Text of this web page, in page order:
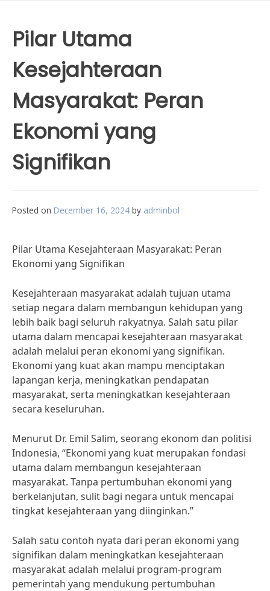
Pilar Utama
Kesejahteraan
Masyarakat: Peran
Ekonomi yang
Signifikan
Posted on December 16, 2024 by adminbol
Pilar Utama Kesejahteraan Masyarakat: Peran
Ekonomi yang Signifikan
Kesejahteraan masyarakat adalah tujuan utama
setiap negara dalam membangun kehidupan yang
lebih baik bagi seluruh rakyatnya. Salah satu pilar
utama dalam mencapai kesejahteraan masyarakat
adalah melalui peran ekonomi yang signifikan.
Ekonomi yang kuat akan mampu menciptakan
lapangan kerja, meningkatkan pendapatan
masyarakat, serta meningkatkan kesejahteraan
secara keseluruhan.
Menurut Dr. Emil Salim, seorang ekonom dan politisi
Indonesia, “Ekonomi yang kuat merupakan fondasi
utama dalam membangun kesejahteraan
masyarakat. Tanpa pertumbuhan ekonomi yang
berkelanjutan, sulit bagi negara untuk mencapai
tingkat kesejahteraan yang diinginkan.”
Salah satu contoh nyata dari peran ekonomi yang
signifikan dalam meningkatkan kesejahteraan
masyarakat adalah melalui program-program
pemerintah yang mendukung pertumbuhan